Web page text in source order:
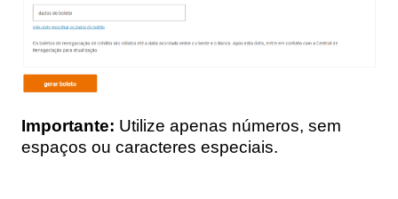
Importante: Utilize apenas números, sem
espaços ou caracteres especiais.